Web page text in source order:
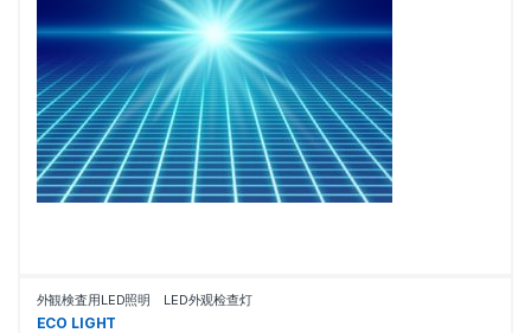
外観検査用LED照明 LED外观检查灯
ECO LIGHT